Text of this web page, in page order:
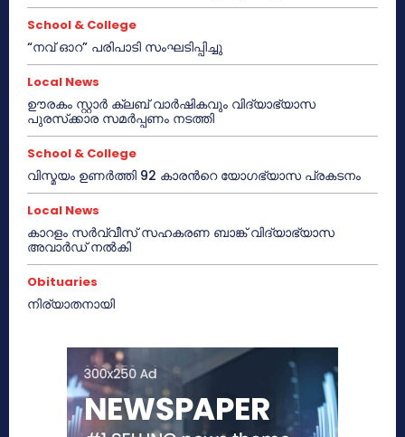
School & College
“നവ് ഓറ” പരിപാടി സംഘടിപ്പിച്ചു
Local News
ഊരകം സ്റ്റാർ ക്ലബ് വാർഷികവും വിദ്യാഭ്യാസ
പുരസ്‌ക്കാര സമർപ്പണം നടത്തി
School & College
വിസ്മയം ഉണർത്തി 92 കാരൻറെ യോഗഭ്യാസ പ്രകടനം
Local News
കാറളം സർവ്വീസ് സഹകരണ ബാങ്ക് വിദ്യാഭ്യാസ
അവാർഡ് നൽകി
Obituaries
നിര്യാതനായി